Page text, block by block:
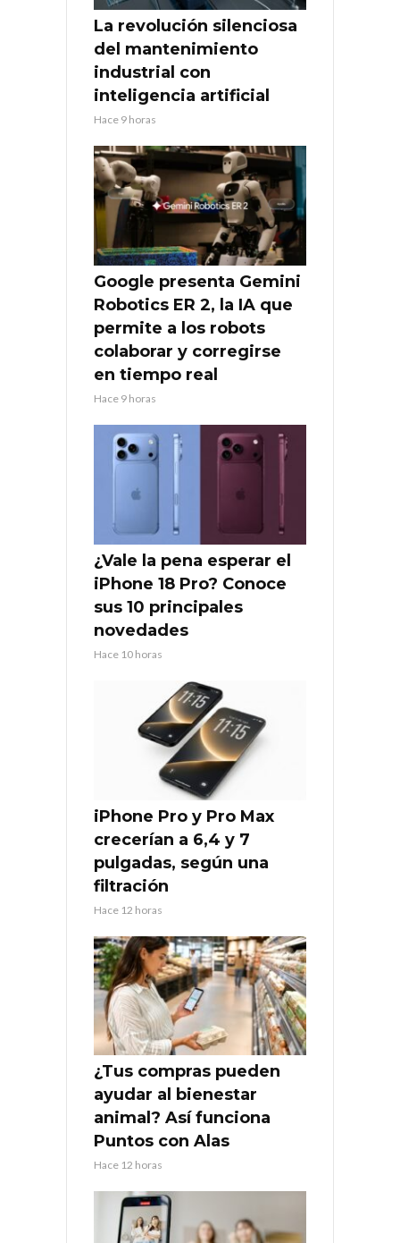
La revolución silenciosa
del mantenimiento
industrial con
inteligencia artificial
Hace 9 horas
Google presenta Gemini
Robotics ER 2, la IA que
permite a los robots
colaborar y corregirse
en tiempo real
Hace 9 horas
¿Vale la pena esperar el
iPhone 18 Pro? Conoce
sus 10 principales
novedades
Hace 10 horas
iPhone Pro y Pro Max
crecerían a 6,4 y 7
pulgadas, según una
filtración
Hace 12 horas
¿Tus compras pueden
ayudar al bienestar
animal? Así funciona
Puntos con Alas
Hace 12 horas